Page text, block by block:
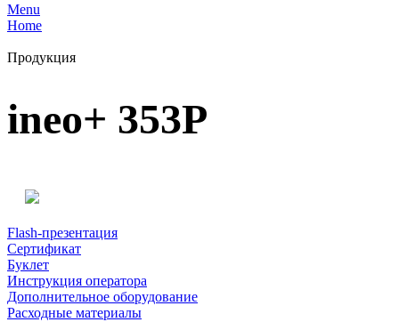
Menu
Home
Продукция
ineo+ 353P
Flash-презентация
Сертификат
Буклет
Инструкция оператора
Дополнительное оборудование
Расходные материалы